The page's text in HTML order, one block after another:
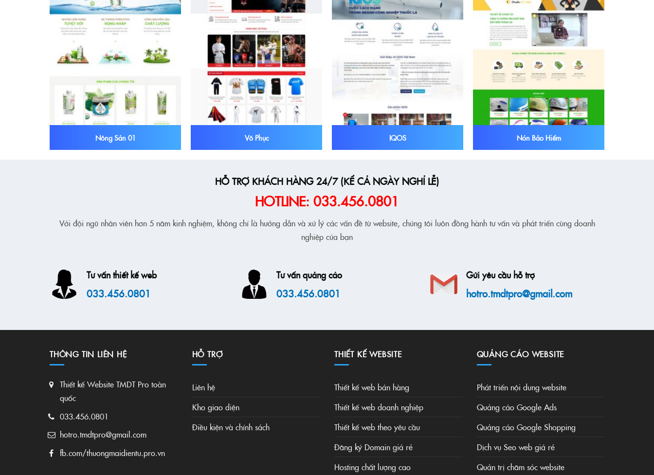
Nông Sản 01 Võ Phục IQOS Nón Bảo Hiểm
HỖ TRỢ KHÁCH HÀNG 24/7 (KỂ CẢ NGÀY NGHỈ LỄ)
HOTLINE: 033.456.0801
Với đội ngũ nhân viên hơn 5 năm kinh nghiệm, không chỉ là hướng dẫn và xử lý các vấn đề từ website, chúng tôi luôn đồng hành tư vấn và phát triển cùng doanh
nghiệp của bạn
Tư vấn thiết kế web
033.456.0801
Tư vấn quảng cáo
033.456.0801
Gửi yêu cầu hỗ trợ
hotro.tmdtpro@gmail.com
THÔNG TIN LIÊN HỆ
Thiết kế Website TMDT Pro toàn
quốc
033.456.0801
hotro.tmdtpro@gmail.com
fb.com/thuongmaidientu.pro.vn
HỖ TRỢ
Liên hệ
Kho giao diện
Điều kiện và chính sách
THIẾT KẾ WEBSITE
Thiết kế web bán hàng
Thiết kế web doanh nghiệp
Thiết kế web theo yêu cầu
Đăng ký Domain giá rẻ
Hosting chất lượng cao
QUẢNG CÁO WEBSITE
Phát triển nội dung website
Quảng cáo Google Ads
Quảng cáo Google Shopping
Dịch vụ Seo web giá rẻ
Quản trị chăm sóc website